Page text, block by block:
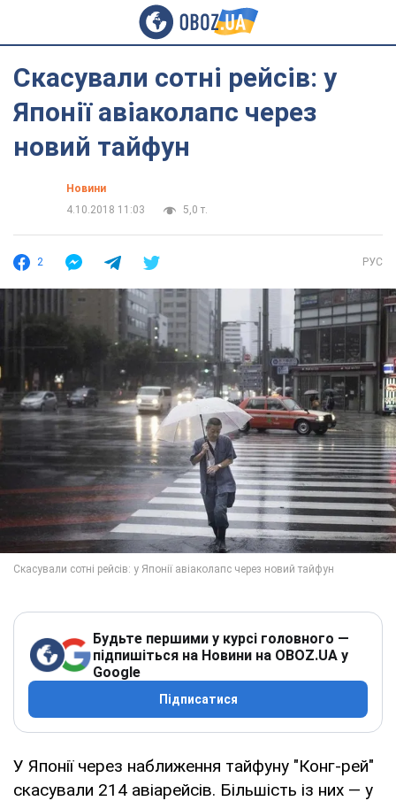
Скасували сотні рейсів: у
Японії авіаколапс через
новий тайфун
Новини
4.10.2018 11:03
5,0 т.
2 РУС
Будьте першими у курсі головного —
підпишіться на Новини на OBOZ.UA у
Google
Підписатися
У Японії через наближення тайфуну "Конг-рей"
скасували 214 авіарейсів. Більшість із них — у